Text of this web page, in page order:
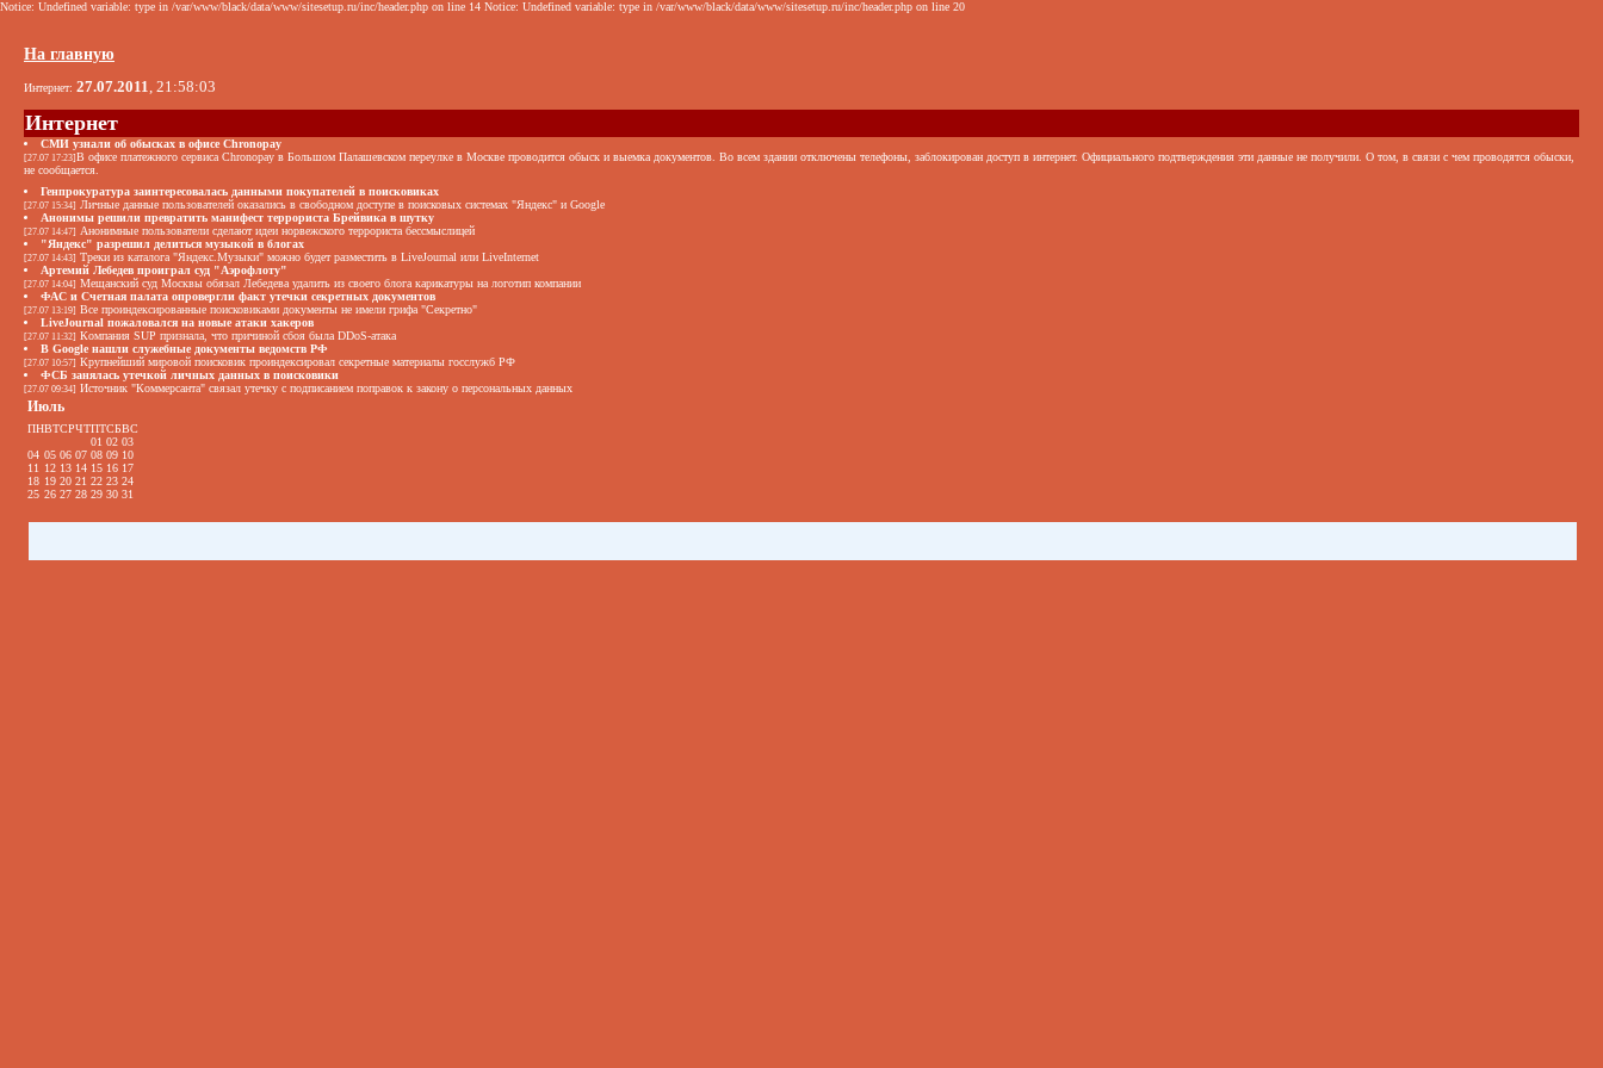
Notice: Undefined variable: type in /var/www/black/data/www/sitesetup.ru/inc/header.php on line 14 Notice: Undefined variable: type in /var/www/black/data/www/sitesetup.ru/inc/header.php on line 20
На главную
Интернет: 27.07.2011, 21:58:03
Интернет
СМИ узнали об обысках в офисе Chronopay
[27.07 17:23]В офисе платежного сервиса Chronopay в Большом Палашевском переулке в Москве проводится обыск и выемка документов. Во всем здании отключены телефоны, заблокирован доступ в интернет. Официального подтверждения эти данные не получили. О том, в связи с чем проводятся обыски,
не сообщается.
Генпрокуратура заинтересовалась данными покупателей в поисковиках
[27.07 15:34] Личные данные пользователей оказались в свободном доступе в поисковых системах "Яндекс" и Google
Анонимы решили превратить манифест террориста Брейвика в шутку
[27.07 14:47] Анонимные пользователи сделают идеи норвежского террориста бессмыслицей
"Яндекс" разрешил делиться музыкой в блогах
[27.07 14:43] Треки из каталога "Яндекс.Музыки" можно будет разместить в LiveJournal или LiveInternet
Артемий Лебедев проиграл суд "Аэрофлоту"
[27.07 14:04] Мещанский суд Москвы обязал Лебедева удалить из своего блога карикатуры на логотип компании
ФАС и Счетная палата опровергли факт утечки секретных документов
[27.07 13:19] Все проиндексированные поисковиками документы не имели грифа "Секретно"
LiveJournal пожаловался на новые атаки хакеров
[27.07 11:32] Компания SUP признала, что причиной сбоя была DDoS-атака
В Google нашли служебные документы ведомств РФ
[27.07 10:57] Крупнейший мировой поисковик проиндексировал секретные материалы госслужб РФ
ФСБ занялась утечкой личных данных в поисковики
[27.07 09:34] Источник "Коммерсанта" связал утечку с подписанием поправок к закону о персональных данных
Июль
ПНВТСРЧТПТСБВС
01 02 03
04 05 06 07 08 09 10
11 12 13 14 15 16 17
18 19 20 21 22 23 24
25 26 27 28 29 30 31